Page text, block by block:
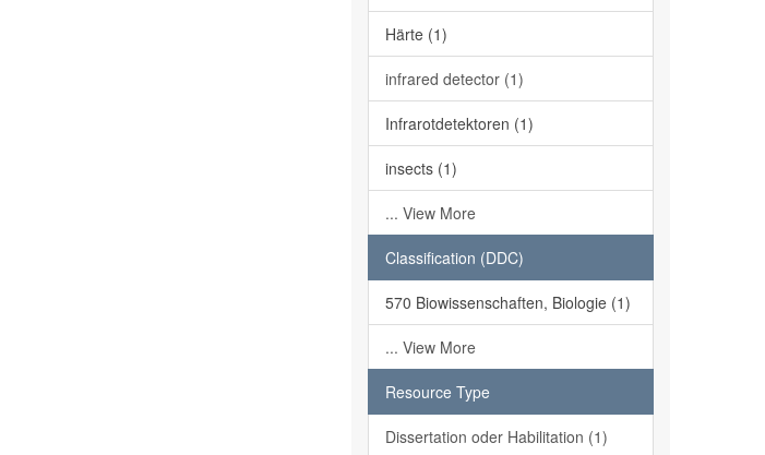
Härte (1)
infrared detector (1)
Infrarotdetektoren (1)
insects (1)
... View More
Classification (DDC)
570 Biowissenschaften, Biologie (1)
... View More
Resource Type
Dissertation oder Habilitation (1)